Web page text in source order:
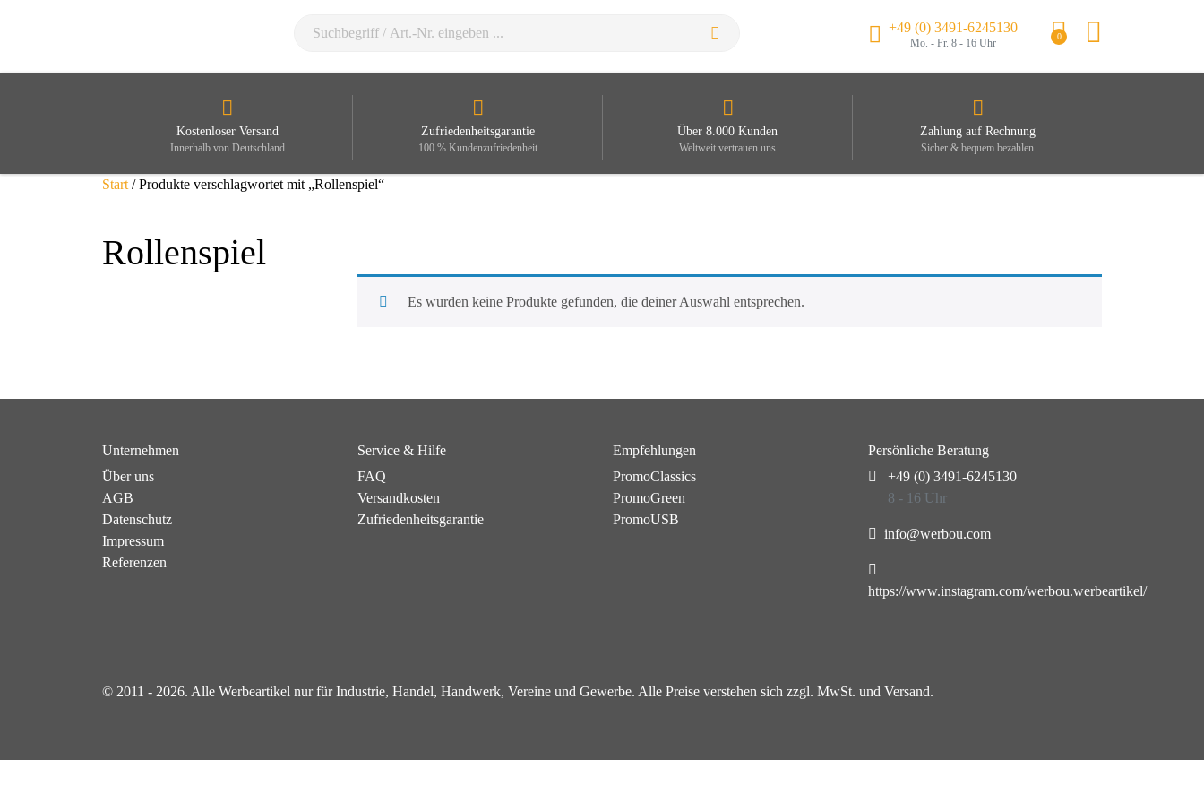
+49 (0) 3491-6245130
Mo. - Fr. 8 - 16 Uhr
0
Kostenloser Versand
Innerhalb von Deutschland
Zufriedenheitsgarantie
100 % Kundenzufriedenheit
Über 8.000 Kunden
Weltweit vertrauen uns
Zahlung auf Rechnung
Sicher & bequem bezahlen
Start / Produkte verschlagwortet mit „Rollenspiel“
Rollenspiel
Es wurden keine Produkte gefunden, die deiner Auswahl entsprechen.
Unternehmen
Über uns
AGB
Datenschutz
Impressum
Referenzen
Service & Hilfe
FAQ
Versandkosten
Zufriedenheitsgarantie
Empfehlungen
PromoClassics
PromoGreen
PromoUSB
Persönliche Beratung
+49 (0) 3491-6245130
8 - 16 Uhr
info@werbou.com
https://www.instagram.com/werbou.werbeartikel/
© 2011 - 2026. Alle Werbeartikel nur für Industrie, Handel, Handwerk, Vereine und Gewerbe. Alle Preise verstehen sich zzgl. MwSt. und Versand.